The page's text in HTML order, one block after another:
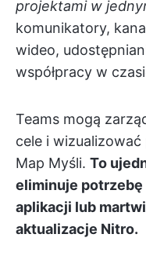
projektami w
komunikatory,
wideo,
współpracy w
Teams mogą
cele i
Map Myśli. To
eliminuje
aplikacji lub
aktualizacje Nitro.